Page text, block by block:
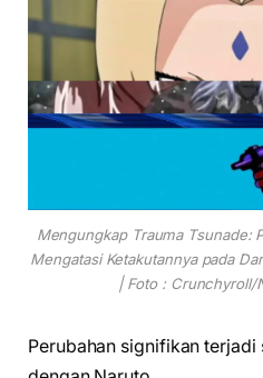
Mengungkap Trauma Tsunade:
Mengatasi Ketakutannya pada
| Foto : Crunchyroll/
Perubahan signifikan terjadi